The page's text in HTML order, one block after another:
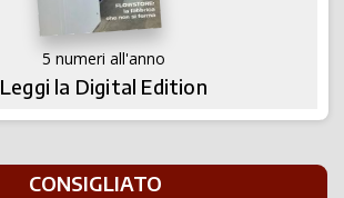
5 numeri all'anno
Leggi la Digital Edition
CONSIGLIATO